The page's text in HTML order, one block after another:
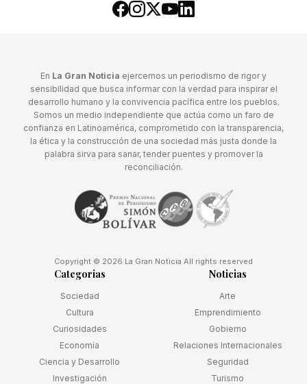
En La Gran Noticia ejercemos un periodismo de rigor y
sensibilidad que busca informar con la verdad para inspirar el
desarrollo humano y la convivencia pacífica entre los pueblos.
Somos un medio independiente que actúa como un faro de
confianza en Latinoamérica, comprometido con la transparencia,
la ética y la construcción de una sociedad más justa donde la
palabra sirva para sanar, tender puentes y promover la
reconciliación.
Copyright © 2026 La Gran Noticia All rights reserved
Categorias
Sociedad
Cultura
Curiosidades
Economía
Ciencia y Desarrollo
Investigación
Noticias
Arte
Emprendimiento
Gobierno
Relaciones Internacionales
Seguridad
Turismo